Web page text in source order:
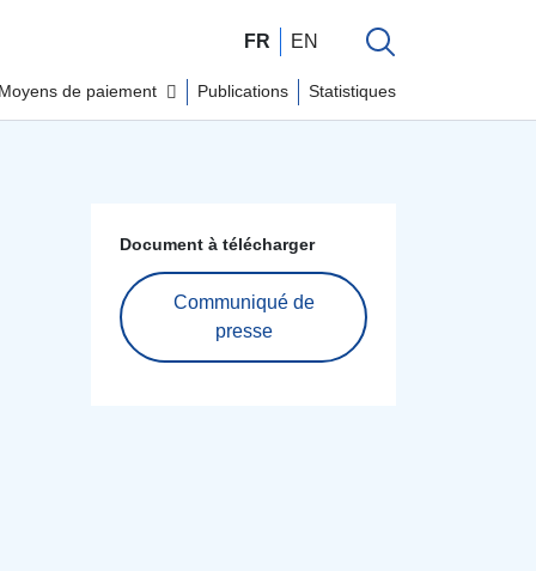
FR EN
Moyens de paiement Publications Statistiques
Document à télécharger
Communiqué de
presse